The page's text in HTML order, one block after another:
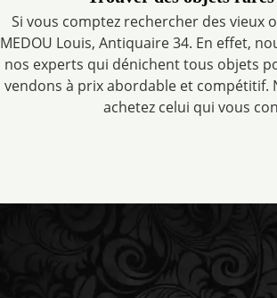
Si vous comptez rechercher des vieux
MEDOU Louis, Antiquaire 34. En effet,
nos experts qui dénichent tous objets
vendons à prix abordable et compétitif.
achetez celui qui vous